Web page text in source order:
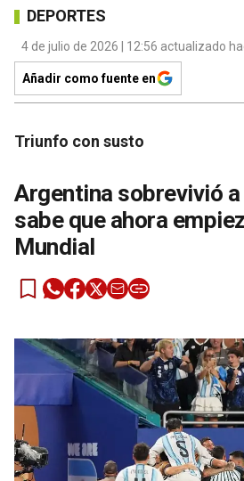
DEPORTES
4 de julio de 2026 | 12:56 actualizado
Añadir como fuente en
Triunfo con susto
Argentina sobrevivió a
sabe que ahora
Mundial